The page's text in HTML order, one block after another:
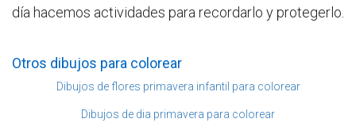
día hacemos actividades para recordarlo y protegerlo.
Otros dibujos para colorear
Dibujos de flores primavera infantil para colorear
Dibujos de dia primavera para colorear